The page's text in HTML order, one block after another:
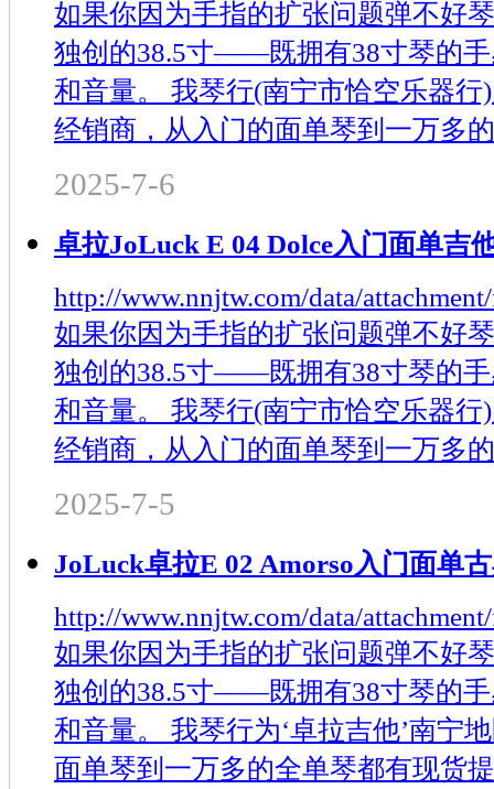
如果你因为手指的扩张问题弹不好
独创的38.5寸——既拥有38寸琴的
和音量。 我琴行(南宁市恰空乐器行
经销商，从入门的面单琴到一万多
2025-7-6
卓拉JoLuck E 04 Dolce入门面单吉
http://www.nnjtw.com/data/
如果你因为手指的扩张问题弹不好
独创的38.5寸——既拥有38寸琴的
和音量。 我琴行(南宁市恰空乐器行
经销商，从入门的面单琴到一万多
2025-7-5
JoLuck卓拉E 02 Amorso入门面单
http://www.nnjtw.com/data/
如果你因为手指的扩张问题弹不好
独创的38.5寸——既拥有38寸琴的
和音量。 我琴行为‘卓拉吉他’南宁
面单琴到一万多的全单琴都有现货